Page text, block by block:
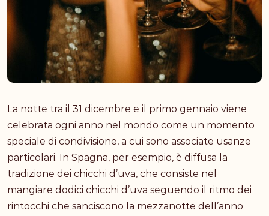
La notte tra il 31 dicembre e il primo gennaio viene
celebrata ogni anno nel mondo come un momento
speciale di condivisione, a cui sono associate usanze
particolari. In Spagna, per esempio, è diffusa la
tradizione dei chicchi d’uva, che consiste nel
mangiare dodici chicchi d’uva seguendo il ritmo dei
rintocchi che sanciscono la mezzanotte dell’anno